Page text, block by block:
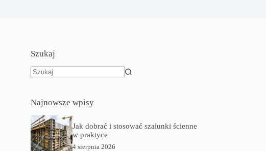
Szukaj
Najnowsze wpisy
Jak dobrać i stosować szalunki ścienne
w praktyce
4 sierpnia 2026